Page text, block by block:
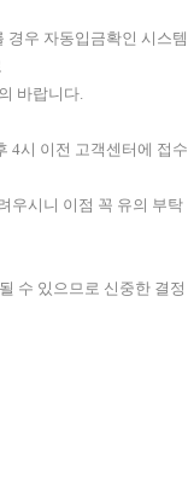
경우 자동입금확인 시스템
바랍니다.
4시 이전 고객센터에 접수
우시니 이점 꼭 유의 부탁
수 있으므로 신중한 결정